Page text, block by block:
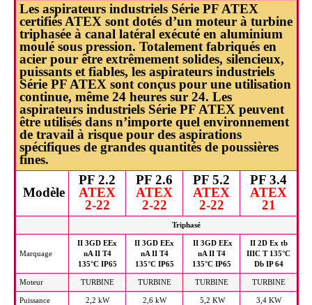
Les aspirateurs industriels Série PF ATEX
certifiés ATEX sont dotés d’un moteur à turbine
triphasée à canal latéral exécuté en aluminium
moulé sous pression. Totalement fabriqués en
acier pour être extrêmement solides, silencieux,
puissants et fiables, les aspirateurs industriels
Série PF ATEX sont conçus pour une utilisation
continue, même 24 heures sur 24. Les
aspirateurs industriels Série PF ATEX peuvent
être utilisés dans n’importe quel environnement
de travail à risque pour des aspirations
spécifiques de grandes quantités de poussières
fines.
Modèle
PF 2.2
ATEX
2-22
PF 2.6
ATEX
2-22
PF 5.2
ATEX
2-22
PF 3.4
ATEX
21
Triphasé
Marquage
II 3GD EEx
nA II T4
135°C IP65
II 3GD EEx
nA II T4
135°C IP65
II 3GD EEx
nA II T4
135°C IP65
II 2D Ex tb
IIIC T 135°C
Db IP 64
Moteur TURBINE TURBINE TURBINE TURBINE
Puissance 2,2 kW 2,6 kW 5,2 KW 3,4 KW